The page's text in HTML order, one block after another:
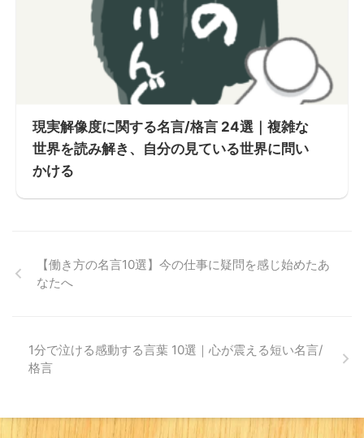
現実解像度に関する名言/格言 24選｜複雑な
世界を読み解き、自分の見ている世界に問い
かける
【働き方の名言10選】今の仕事に疑問を感じ始めたあ
なたへ
1分で泣ける感動する言葉 10選｜心が震える短い名言/
格言